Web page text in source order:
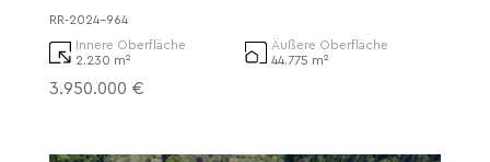
RR-2024-964
Innere Oberfläche
2.230 m²
Äußere Oberfläche
44.775 m²
3.950.000 €